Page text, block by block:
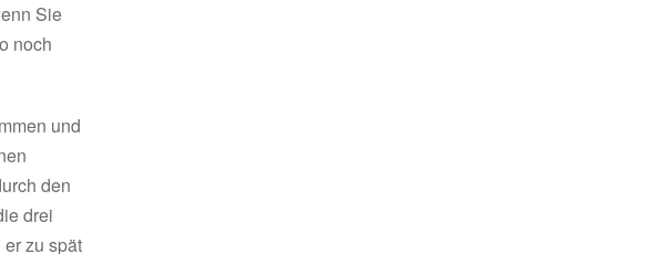
Sie
noch
und
den
drei
zu spät